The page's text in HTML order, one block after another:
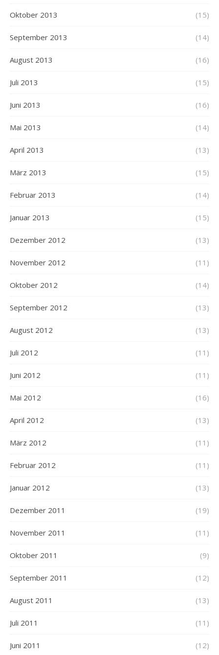
Oktober 2013 (15)
September 2013 (14)
August 2013 (16)
Juli 2013 (15)
Juni 2013 (16)
Mai 2013 (14)
April 2013 (13)
März 2013 (15)
Februar 2013 (14)
Januar 2013 (15)
Dezember 2012 (13)
November 2012 (11)
Oktober 2012 (14)
September 2012 (13)
August 2012 (13)
Juli 2012 (11)
Juni 2012 (11)
Mai 2012 (16)
April 2012 (13)
März 2012 (11)
Februar 2012 (11)
Januar 2012 (13)
Dezember 2011 (19)
November 2011 (11)
Oktober 2011 (9)
September 2011 (12)
August 2011 (13)
Juli 2011 (11)
Juni 2011 (12)